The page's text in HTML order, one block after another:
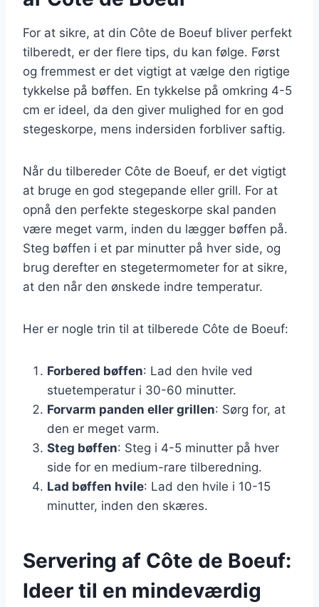
For at sikre, at din Côte de Boeuf bliver perfekt
tilberedt, er der flere tips, du kan følge. Først
og fremmest er det vigtigt at vælge den rigtige
tykkelse på bøffen. En tykkelse på omkring 4-5
cm er ideel, da den giver mulighed for en god
stegeskorpe, mens indersiden forbliver saftig.
Når du tilbereder Côte de Boeuf, er det vigtigt
at bruge en god stegepande eller grill. For at
opnå den perfekte stegeskorpe skal panden
være meget varm, inden du lægger bøffen på.
Steg bøffen i et par minutter på hver side, og
brug derefter en stegetermometer for at sikre,
at den når den ønskede indre temperatur.
Her er nogle trin til at tilberede Côte de Boeuf:
Forbered bøffen: Lad den hvile ved
stuetemperatur i 30-60 minutter.
Forvarm panden eller grillen: Sørg for, at
den er meget varm.
Steg bøffen: Steg i 4-5 minutter på hver
side for en medium-rare tilberedning.
Lad bøffen hvile: Lad den hvile i 10-15
minutter, inden den skæres.
Servering af Côte de Boeuf:
Ideer til en mindeværdig